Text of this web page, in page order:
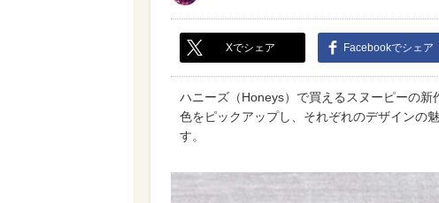
Xでシェア Facebookでシェア
ハニーズ（Honeys）で買えるスヌーピーの
色をピックアップし、それぞれのデザインの
す。